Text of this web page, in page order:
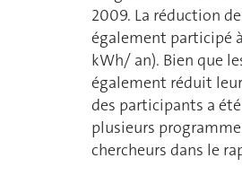
2009. La réduction
également participé
kWh/ an). Bien que
également réduit
des participants a
plusieurs
chercheurs dans le